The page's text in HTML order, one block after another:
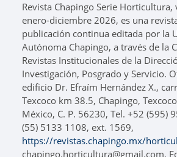
Revista Chapingo Serie
enero-diciembre 2026, es una
publicación continua editada por la
Autónoma Chapingo, a través de la
Revistas Institucionales de la
Investigación, Posgrado y Servicio.
edificio Dr. Efraím Hernández X.,
Texcoco km 38.5, Chapingo,
México, C. P. 56230, Tel. +52 (595)
(55) 5133 1108, ext. 1569,
https://revistas.chapingo.mx/
chapingo.horticultura@gmail.com.